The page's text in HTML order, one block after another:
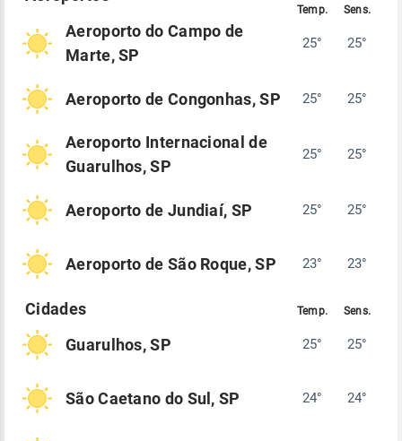
Aeroporto do Campo de
Marte, SP
25° 25°
Aeroporto de Congonhas, SP 25° 25°
Aeroporto Internacional de
Guarulhos, SP
25° 25°
Aeroporto de Jundiaí, SP 25° 25°
Aeroporto de São Roque, SP 23° 23°
Guarulhos, SP 25° 25°
São Caetano do Sul, SP 24° 24°